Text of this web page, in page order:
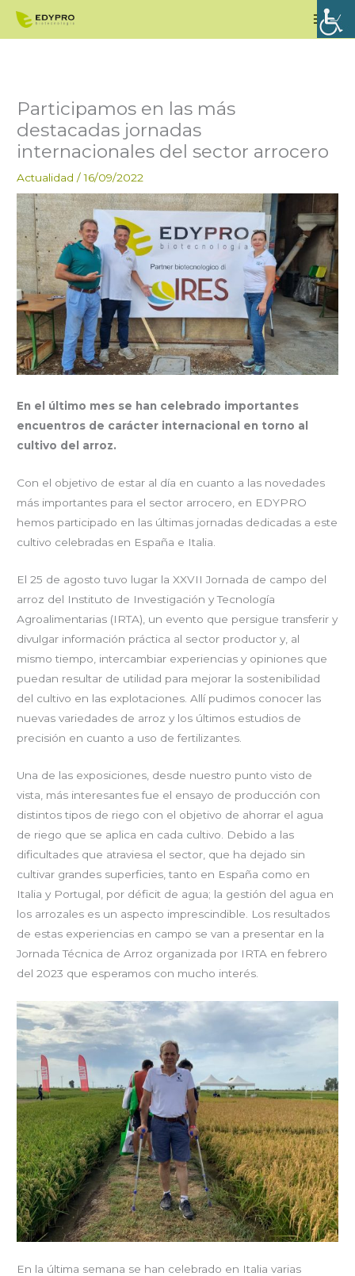
Participamos en las más
destacadas jornadas
internacionales del sector arrocero
Actualidad /16/09/2022
En el último mes se han celebrado importantes
encuentros de carácter internacional en torno al
cultivo del arroz.
Con el objetivo de estar al día en cuanto a las novedades
más importantes para el sector arrocero, en EDYPRO
hemos participado en las últimas jornadas dedicadas a este
cultivo celebradas en España e Italia.
El 25 de agosto tuvo lugar la XXVII Jornada de campo del
arroz del Instituto de Investigación y Tecnología
Agroalimentarias (IRTA), un evento que persigue transferir y
divulgar información práctica al sector productor y, al
mismo tiempo, intercambiar experiencias y opiniones que
puedan resultar de utilidad para mejorar la sostenibilidad
del cultivo en las explotaciones. Allí pudimos conocer las
nuevas variedades de arroz y los últimos estudios de
precisión en cuanto a uso de fertilizantes.
Una de las exposiciones, desde nuestro punto visto de
vista, más interesantes fue el ensayo de producción con
distintos tipos de riego con el objetivo de ahorrar el agua
de riego que se aplica en cada cultivo. Debido a las
dificultades que atraviesa el sector, que ha dejado sin
cultivar grandes superficies, tanto en España como en
Italia y Portugal, por déficit de agua; la gestión del agua en
los arrozales es un aspecto imprescindible. Los resultados
de estas experiencias en campo se van a presentar en la
Jornada Técnica de Arroz organizada por IRTA en febrero
del 2023 que esperamos con mucho interés.
En la última semana se han celebrado en Italia varias